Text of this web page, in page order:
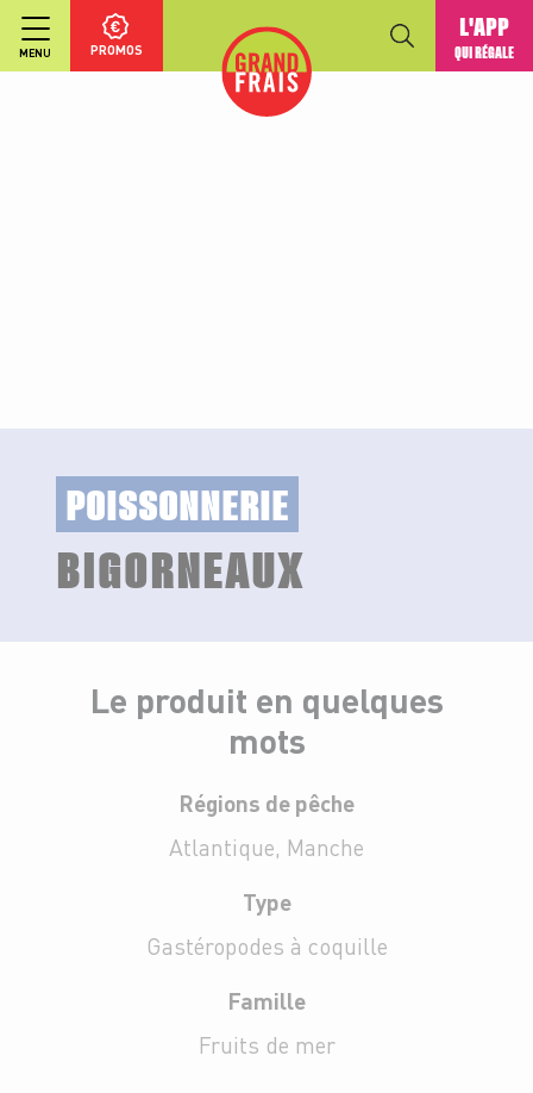
MENU PROMOS
L'APP
QUI RÉGALE
POISSONNERIE
BIGORNEAUX
Le produit en quelques
mots
Régions de pêche
Atlantique, Manche
Famille
Fruits de mer
Type
Gastéropodes à coquille